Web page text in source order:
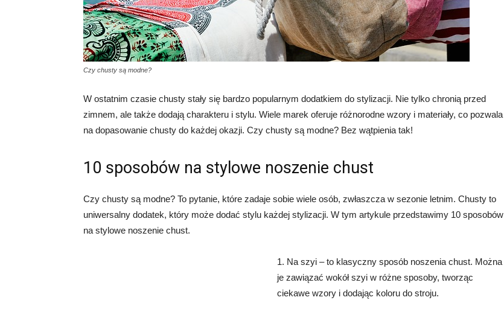
Czy chusty są modne?
W ostatnim czasie chusty stały się bardzo popularnym dodatkiem do stylizacji. Nie tylko chronią przed
zimnem, ale także dodają charakteru i stylu. Wiele marek oferuje różnorodne wzory i materiały, co pozwala
na dopasowanie chusty do każdej okazji. Czy chusty są modne? Bez wątpienia tak!
10 sposobów na stylowe noszenie chust
Czy chusty są modne? To pytanie, które zadaje sobie wiele osób, zwłaszcza w sezonie letnim. Chusty to
uniwersalny dodatek, który może dodać stylu każdej stylizacji. W tym artykule przedstawimy 10 sposobów
na stylowe noszenie chust.
1. Na szyi – to klasyczny sposób noszenia chust. Można
je zawiązać wokół szyi w różne sposoby, tworząc
ciekawe wzory i dodając koloru do stroju.